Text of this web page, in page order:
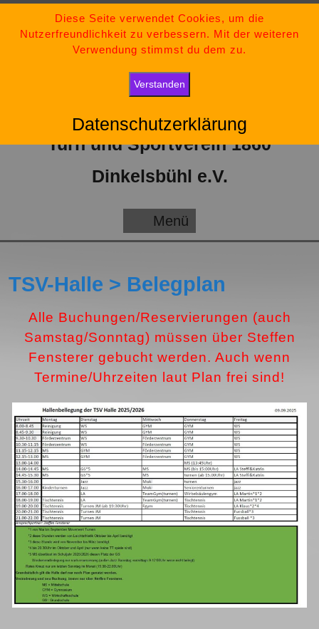
Inhalt
09851-554730
tsv-dinkelsbuehl@t-online.de
„Bleib stark, bleib positiv und gib niemals auf.“
Turn und Sportverein 1860
Dinkelsbühl e.V.
Menü
TSV-Halle > Belegplan
Alle Buchungen/Reservierungen (auch
Samstag/Sonntag) müssen über Steffen
Fensterer gebucht werden. Auch wenn
Termine/Uhrzeiten laut Plan frei sind!
Diese Seite verwendet Cookies, um die
Nutzerfreundlichkeit zu verbessern. Mit der weiteren
Verwendung stimmst du dem zu.
Verstanden
Datenschutzerklärung